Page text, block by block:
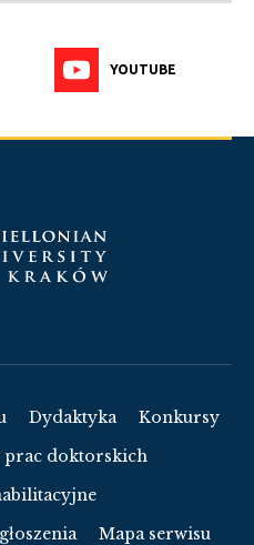
YOUTUBE
Dydaktyka
Konkursy
prac doktorskich
Mapa serwisu